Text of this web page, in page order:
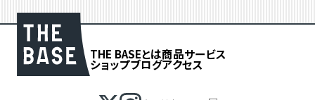
THE BASEとは商品サービス
ショップブログアクセス